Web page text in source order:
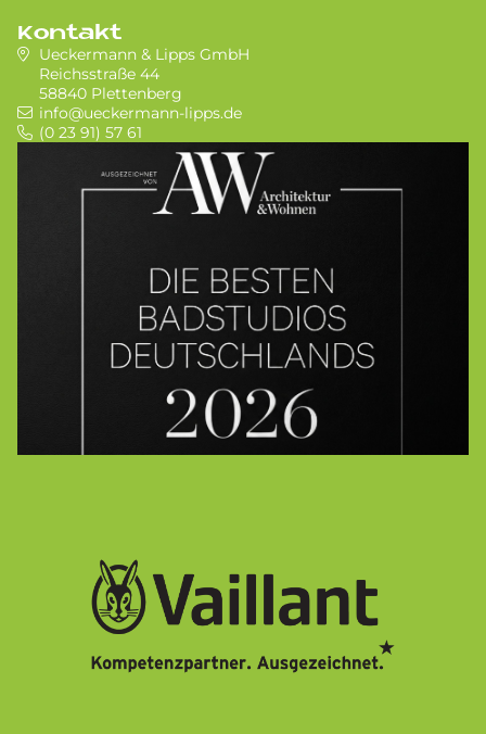
Kontakt
Ueckermann & Lipps GmbH
Reichsstraße 44
58840 Plettenberg
info@ueckermann-lipps.de
(0 23 91) 57 61